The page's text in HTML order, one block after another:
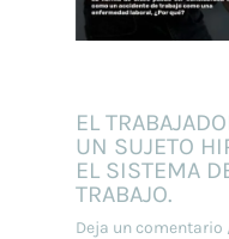
EL
UN SUJETO
EL SISTEMA
TRABAJO.
Deja un comentario